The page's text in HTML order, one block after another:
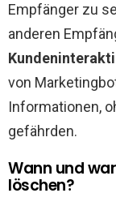
Empfänger zu
anderen
von
Informationen,
gefährden.
Wann und
löschen?